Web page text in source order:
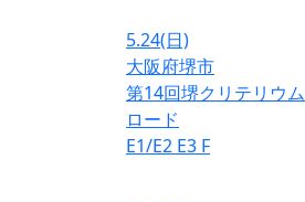
5.24(日)
大阪府堺市
第14回堺クリテリウム
ロード
E1/E2 E3 F